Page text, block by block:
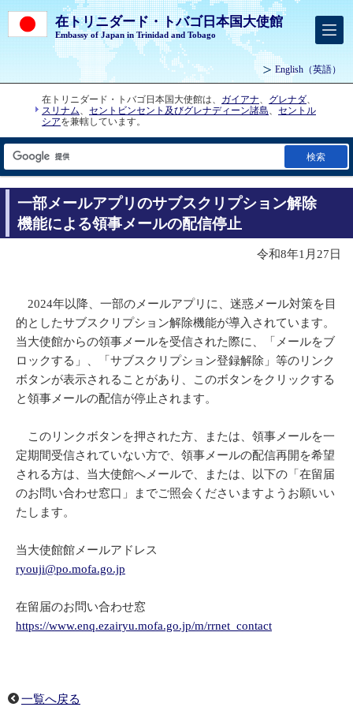
在トリニダード・トバゴ日本国大使館
Embassy of Japan in Trinidad and Tobago
English （英語）
在トリニダード・トバゴ日本国大使館は、 ガイアナ、 グレナダ、
スリナム、 セントビンセント及びグレナディーン諸島、 セントル
シアを兼轄しています。
検索
一部メールアプリのサブスクリプション解除
機能による領事メールの配信停止
令和8年1月27日
2024年以降、一部のメールアプリに、迷惑メール対策を目
的としたサブスクリプション解除機能が導入されています。
当大使館からの領事メールを受信された際に、「メールをブ
ロックする」、「サブスクリプション登録解除」等のリンク
ボタンが表示されることがあり、このボタンをクリックする
と領事メールの配信が停止されます。
このリンクボタンを押された方、または、領事メールを一
定期間受信されていない方で、領事メールの配信再開を希望
される方は、当大使館へメールで、または、以下の「在留届
のお問い合わせ窓口」までご照会くださいますようお願いい
たします。
当大使館館メールアドレス
ryouji@po.mofa.go.jp
在留届のお問い合わせ窓
https://www.enq.ezairyu.mofa.go.jp/m/rrnet_contact
一覧へ戻る